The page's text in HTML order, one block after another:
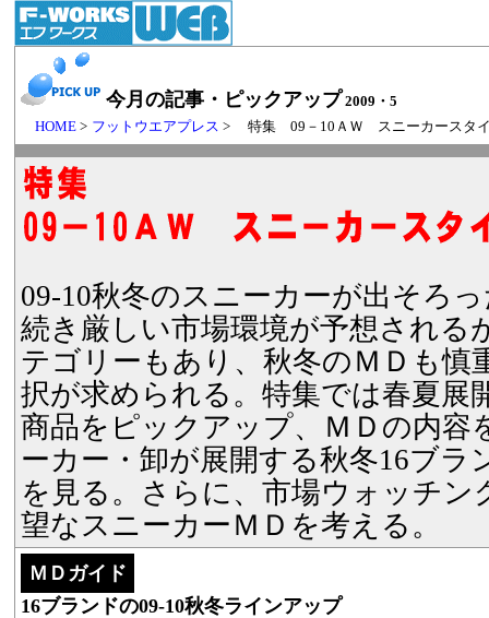
今月の記事・ピックアップ2009・5
HOME > フットウエアプレス> 特集 09－10ＡＷ スニーカースタイ
09-10秋冬のスニーカーが出そろ
続き厳しい市場環境が予想される
テゴリーもあり、秋冬のＭＤも慎
択が求められる。特集では春夏展
商品をピックアップ、ＭＤの内容
ーカー・卸が展開する秋冬16ブラ
を見る。さらに、市場ウォッチン
望なスニーカーＭＤを考える。
ＭＤガイド
16ブランドの09-10秋冬ラインアップ